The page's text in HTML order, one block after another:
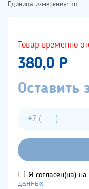
Единица измерения: шт
Товар временно
380,0 P
Оставить
Я согласен(на) на
данных